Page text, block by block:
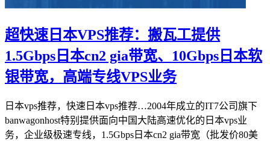
超快速日本VPS推荐：搬瓦工提供
1.5Gbps日本cn2 gia带宽、10Gbps日本软
银带宽，高端专线VPS业务
日本vps推荐，快速日本vps推荐…2004年成立的IT7公司旗下
banwagonhost特别提供面向中国大陆高速优化的日本vps业
务，企业级极速专线，1.5Gbps日本cn2 gia带宽（批发价80美